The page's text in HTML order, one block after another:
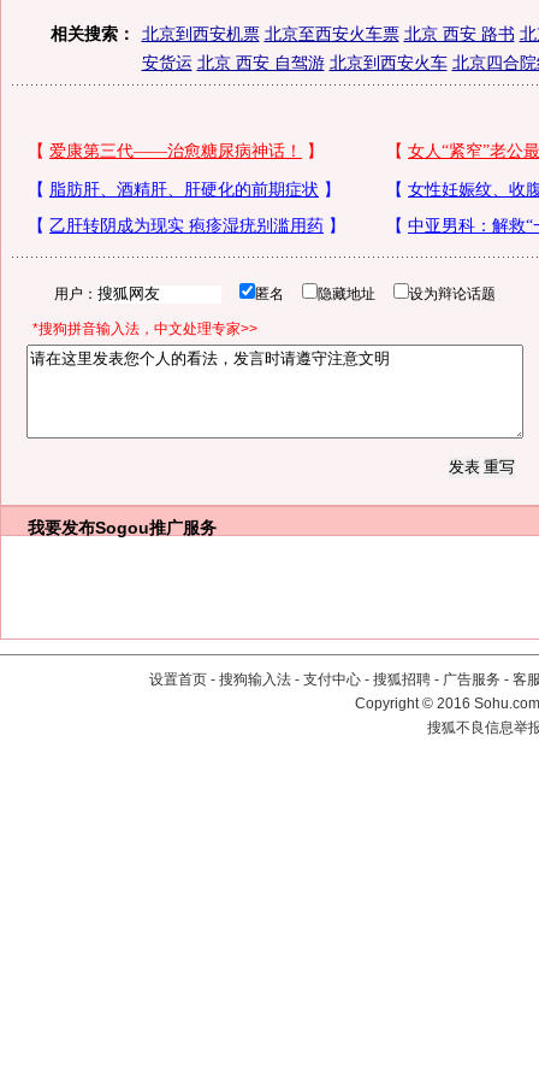
相关搜索： 北京到西安机票 北京至西安火车票 北京 西安 路书
安货运 北京 西安 自驾游 北京到西安火车 北京四合
用户： 匿名 隐藏地址 设为辩论话题
*搜狗拼音输入法，中文处理专家>>
我要发布Sogou推广服务
设置首页 - 搜狗输入法 - 支付中心 - 搜狐招聘 - 广告服务 - 客
Copyright©2016
搜狐不良信息举